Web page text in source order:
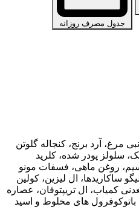
جدول مصرف روزانه
مرغ، آرد برنج، کنجاله گلوتن
سلولز پودر شده، کلرید
روغن ماهی، فسفات مونو
ساکاریدها، ال لیزین، کولین
کمیاب، ال تریپتوفان، عصاره
های مخلوط و اسید